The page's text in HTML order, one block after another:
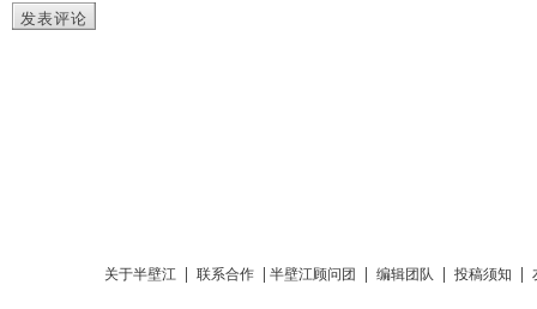
发表评论
关于半壁江 联系合作 半壁江顾问团 编辑团队 投稿须知